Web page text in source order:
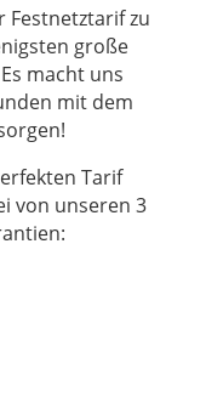
Festnetztarif zu
große
macht uns
mit dem
Tarif
von unseren 3